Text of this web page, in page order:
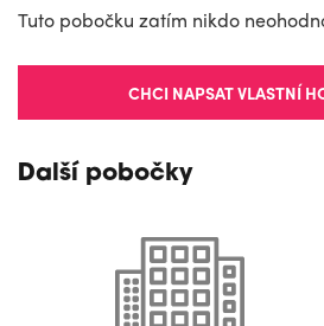
Tuto pobočku zatím nikdo
CHCI NAPSAT VLASTNÍ
Další pobočky